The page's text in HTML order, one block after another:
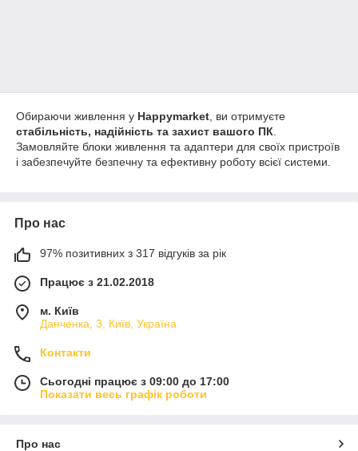
Обираючи живлення у Happymarket, ви отримуєте
стабільність, надійність та захист вашого ПК.
Замовляйте блоки живлення та адаптери для своїх пристроїв
і забезпечуйте безпечну та ефективну роботу всієї системи.
Про нас
97% позитивних з 317 відгуків за рік
Працює з 21.02.2018
м. Київ
Данченка, 3, Київ, Україна
Контакти
Сьогодні працює з 09:00 до 17:00
Показати весь графік роботи
Про нас